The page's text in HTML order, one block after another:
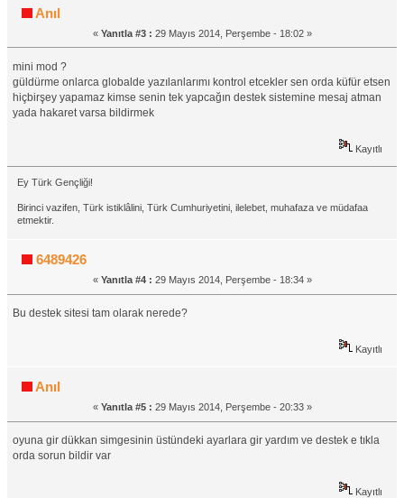
Anıl
« Yanıtla #3 : 29 Mayıs 2014, Perşembe - 18:02 »
mini mod ?
güldürme onlarca globalde yazılanlarımı kontrol etcekler sen orda küfür etsen
hiçbirşey yapamaz kimse senin tek yapcağın destek sistemine mesaj atman
yada hakaret varsa bildirmek
Kayıtlı
Ey Türk Gençliği!
Birinci vazifen, Türk istiklâlini, Türk Cumhuriyetini, ilelebet, muhafaza ve müdafaa
etmektir.
6489426
« Yanıtla #4 : 29 Mayıs 2014, Perşembe - 18:34 »
Bu destek sitesi tam olarak nerede?
Kayıtlı
Anıl
« Yanıtla #5 : 29 Mayıs 2014, Perşembe - 20:33 »
oyuna gir dükkan simgesinin üstündeki ayarlara gir yardım ve destek e tıkla
orda sorun bildir var
Kayıtlı